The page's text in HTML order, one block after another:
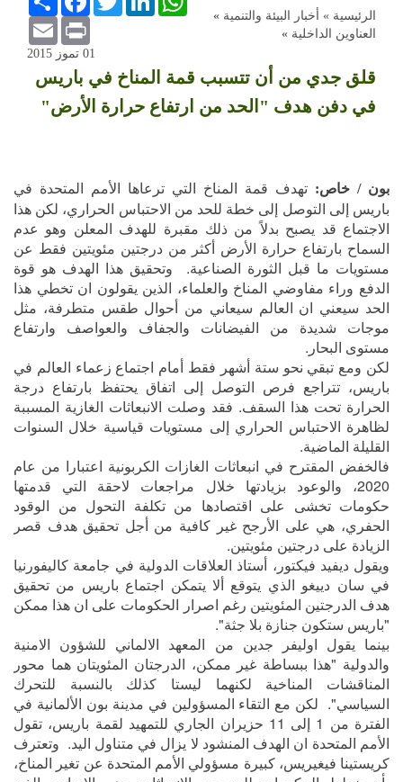
الرئيسية » أخبار البيئة والتنمية »
العناوين الداخلية »
Email Print
01 تموز 2015
قلق جدي من أن تتسبب قمة المناخ في باريس
في دفن هدف "الحد من ارتفاع حرارة الأرض"
بون / خاص: تهدف قمة المناخ التي ترعاها الأمم المتحدة في
باريس إلى التوصل إلى خطة للحد من الاحتباس الحراري، لكن هذا
الاجتماع قد يصبح بدلاً من ذلك مقبرة للهدف المعلن وهو عدم
السماح بارتفاع حرارة الأرض أكثر من درجتين مئويتين فقط عن
مستويات ما قبل الثورة الصناعية. وتحقيق هذا الهدف هو قوة
الدفع وراء مفاوضي المناخ والعلماء، الذين يقولون ان تخطي هذا
الحد سيعني ان العالم سيعاني من أحوال طقس متطرفة، مثل
موجات شديدة من الفيضانات والجفاف والعواصف وارتفاع
مستوى البحار.
لكن ومع تبقي نحو ستة أشهر فقط أمام اجتماع زعماء العالم في
باريس، تتراجع فرص التوصل إلى اتفاق يحتفظ بارتفاع درجة
الحرارة تحت هذا السقف. فقد وصلت الانبعاثات الغازية المسببة
لظاهرة الاحتباس الحراري إلى مستويات قياسية خلال السنوات
القليلة الماضية.
فالخفض المقترح في انبعاثات الغازات الكربونية اعتبارا من عام
2020، والوعود بزيادتها خلال مراجعات لاحقة التي قدمتها
حكومات تخشى على اقتصادها من تكلفة التحول من الوقود
الحفري، هي على الأرجح غير كافية من أجل تحقيق هدف قصر
الزيادة على درجتين مئويتين.
ويقول ديفيد فيكتور، أستاذ العلاقات الدولية في جامعة كاليفورنيا
في سان دييغو الذي يتوقع ألا يتمكن اجتماع باريس من تحقيق
هدف الدرجتين المئويتين رغم اصرار الحكومات على ان هذا ممكن
"باريس ستكون جنازة بلا جثة".
بينما يقول اوليفر جدين من المعهد الالماني للشؤون الامنية
والدولية "هذا ببساطة غير ممكن، الدرجتان المئويتان هما محور
المناقشات المناخية لكنهما ليستا كذلك بالنسبة للتحرك
السياسي". لكن مع التقاء المسؤولين في مدينة بون الألمانية في
الفترة من 1 إلى 11 حزيران الجاري للتمهيد لقمة باريس، تقول
الأمم المتحدة ان الهدف المنشود لا يزال في متناول اليد. وتعترف
كريستينا فيغيريس، كبيرة مسؤولي الأمم المتحدة عن تغير المناخ،